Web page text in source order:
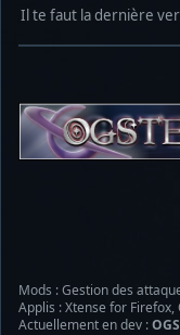
Il te faut la dernière
Mods : Gestion des
Applis : Xtense for Firefox,
Actuellement en dev :